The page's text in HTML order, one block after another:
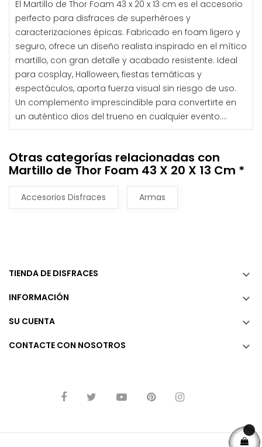
El Martillo de Thor Foam 43 x 20 x 13 cm es el accesorio
perfecto para disfraces de superhéroes y
caracterizaciones épicas. Fabricado en foam ligero y
seguro, ofrece un diseño realista inspirado en el mítico
martillo, con gran detalle y acabado resistente. Ideal
para cosplay, Halloween, fiestas temáticas y
espectáculos, aporta fuerza visual sin riesgo de uso.
Un complemento imprescindible para convertirte en
un auténtico dios del trueno en cualquier evento....
Otras categorías relacionadas con
Martillo de Thor Foam 43 X 20 X 13 Cm *
Accesorios Disfraces Armas
TIENDA DE DISFRACES 
INFORMACIÓN 
SU CUENTA 
CONTACTE CON NOSOTROS 